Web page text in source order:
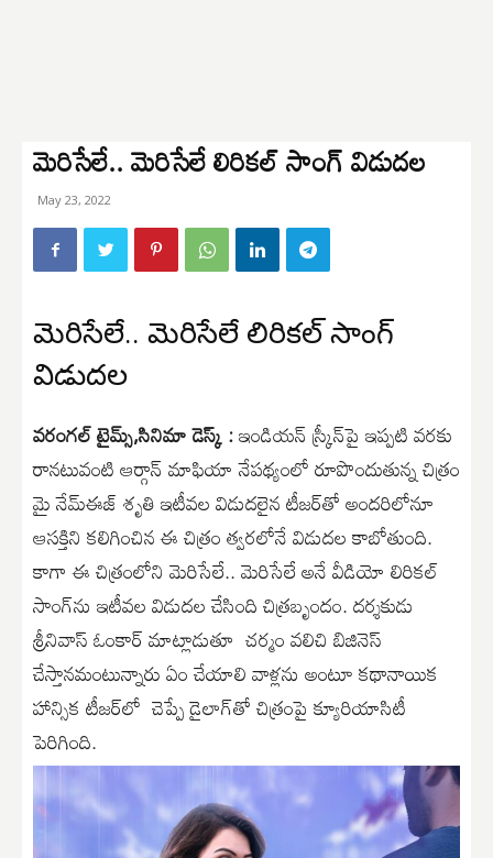
మెరిసేలే.. మెరిసేలే లిరికల్ సాంగ్ విడుదల
May 23, 2022
మెరిసేలే.. మెరిసేలే లిరికల్ సాంగ్
విడుదల
వరంగల్ టైమ్స్,సినిమా డెస్క్ :ఇండియన్ స్క్రీన్‌పై ఇప్పటి వరకు
రానటువంటి ఆర్గాన్ మాఫియా నేపథ్యంలో రూపొందుతున్న చిత్రం
మై నేమ్‌ఈజ్ శృతి ఇటీవల విడుదలైన టీజర్‌తో అందరిలోనూ
ఆసక్తిని కలిగించిన ఈ చిత్రం త్వరలోనే విడుదల కాబోతుంది.
కాగా ఈ చిత్రంలోని మెరిసేలే.. మెరిసేలే అనే వీడియో లిరికల్
సాంగ్‌ను ఇటీవల విడుదల చేసింది చిత్రబృందం. దర్శకుడు
శ్రీనివాస్ ఓంకార్ మాట్లాడుతూ చర్మం వలిచి బిజినెస్
చేస్తానమంటున్నారు ఏం చేయాలి వాళ్లను అంటూ కథానాయిక
హాన్సిక టీజర్‌లో చెప్పే డైలాగ్‌తో చిత్రంపై క్యూరియాసిటీ
పెరిగింది.